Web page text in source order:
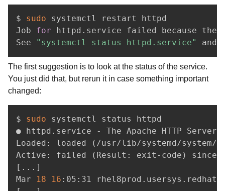
$ sudo systemctl restart httpd
Job for httpd.service failed because the
See
"systemctl status httpd.service" and
The first suggestion is to look at the status of the service.
You just did that, but rerun it in case something important
changed:
$ sudo systemctl status httpd
● httpd.service - The Apache HTTP Server
Loaded: loaded
( /usr/lib/systemd/system/
Active: failed
( Result: exit-code )
since
[ .. . ]
Mar
18 16 :05:31